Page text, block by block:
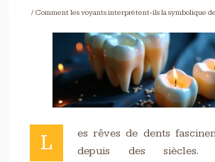
/ Comment les voyants interprètent-ils la symbolique
L
es rêves de dents
depuis des siècles.